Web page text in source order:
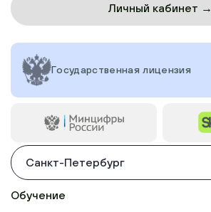
Личный кабинет →
Государственная лицензия
Санкт-Петербург
Обучение